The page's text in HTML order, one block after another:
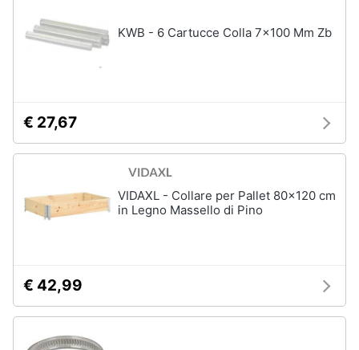
KWB - 6 Cartucce Colla 7x100 Mm Zb
€ 27,67
VIDAXL - Collare per Pallet 80x120 cm
in Legno Massello di Pino
€ 42,99